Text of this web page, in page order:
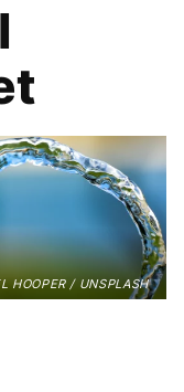
HOOPER / UNSPLASH